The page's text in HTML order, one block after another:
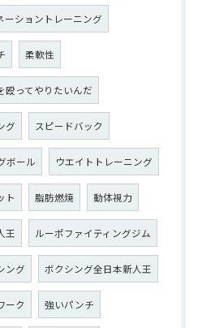
ーショントレーニング
柔軟性
殴ってやりたいんだ
グ スピードバック
ボール ウエイトトレーニング
ト 脂肪燃焼 動体視力
王 ルーポファイティングジム
ング ボクシング全日本新人王
ーク 強いパンチ